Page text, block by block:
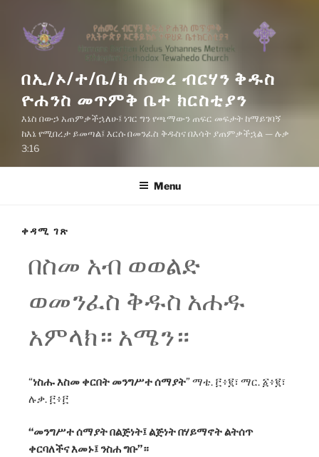
በኢ/ኦ/ተ/ቤ/ክ ሐመረ ብርሃን ቅዱስ
ዮሐንስ መጥምቅ ቤተ ክርስቲያን
እኔስ በውኃ አጠምቃችኋለሁ፤ ነገር ግን የጫማውን ጠፍር መፍታት ከማይገባኝ
ከእኔ የሚበረታ ይመጣል፤ እርሱ በመንፈስ ቅዱስና በእሳት ያጠምቃችኋል — ሉቃ
3:16
Menu
ቀዳሚ ገጽ
በስመ አብ ወወልድ
ወመንፈስ ቅዱስ አሐዱ
አምላክ። አሜን።
ነስሑ እስመ ቀርበት መንግሥተ ሰማያት ማቴ. ፫፥፪፣ ማር. ፩፥፪፣
ሉቃ. ፫፥፫
መንግሥተ ሰማያት በልጅነት፤ ልጅነት በሃይማኖት ልትሰጥ
ቀርባለችና እመኑ፤ ንስሐ ግቡ ።